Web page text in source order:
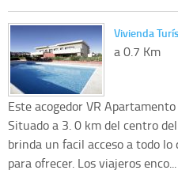
Vivienda
a 0.7 Km
Este acogedor VR
Situado a 3. 0 km del centro
brinda un facil acceso a todo
para ofrecer. Los viajeros enco...